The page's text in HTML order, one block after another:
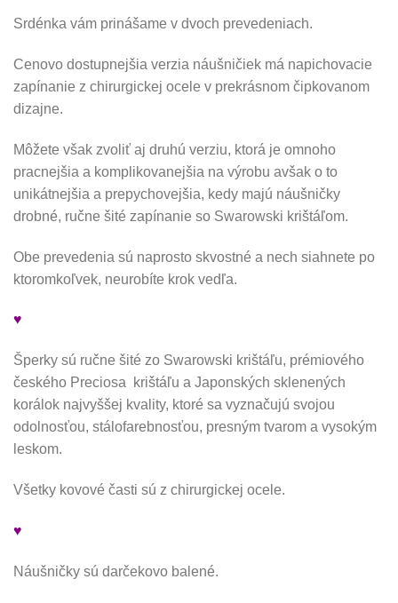
Srdénka vám prinášame v dvoch prevedeniach.
Cenovo dostupnejšia verzia náušničiek má napichovacie
zapínanie z chirurgickej ocele v prekrásnom čipkovanom
dizajne.
Môžete však zvoliť aj druhú verziu, ktorá je omnoho
pracnejšia a komplikovanejšia na výrobu avšak o to
unikátnejšia a prepychovejšia, kedy majú náušničky
drobné, ručne šité zapínanie so Swarowski krištáľom.
Obe prevedenia sú naprosto skvostné a nech siahnete po
ktoromkoľvek, neurobíte krok vedľa.
♥
Šperky sú ručne šité zo Swarowski krištáľu, prémiového
českého Preciosa krištáľu a Japonských sklenených
korálok najvyššej kvality, ktoré sa vyznačujú svojou
odolnosťou, stálofarebnosťou, presným tvarom a vysokým
leskom.
Všetky kovové časti sú z chirurgickej ocele.
♥
Náušničky sú darčekovo balené.